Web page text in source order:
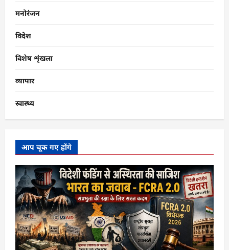
मनोरंजन
विदेश
विशेष शृंखला
व्यापार
स्वास्थ्य
आप चूक गए होंगे